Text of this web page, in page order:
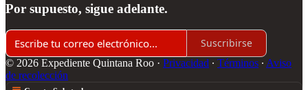
Por supuesto, sigue adelante.
Suscribirse
© 2026 Expediente Quintana Roo · Privacidad ∙ Términos ∙ Aviso
de recolección